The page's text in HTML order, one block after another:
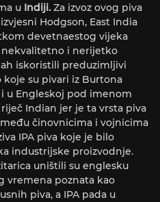
u Indiji. Za izvoz ovog piva
Hodgson, East India
devetnaestog vijeka
nekvalitetno i nerijetko
iskoristili preduzimljivi
su pivari iz Burtona
i u Engleskoj pod imenom
Indian jer je ta vrsta piva
činovnicima i vojnicima
IPA piva koje je bilo
industrijske proizvodnje.
uništili su englesku
vremena poznata kao
piva, a IPA pada u